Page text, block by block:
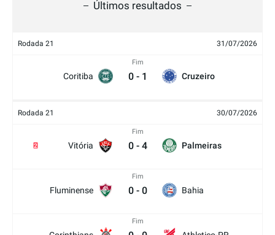
Últimos resultados
Rodada 21 31/07/2026
Coritiba
Fim
0 - 1 Cruzeiro
Rodada 21 30/07/2026
Vitória
2
Fim
0 - 4 Palmeiras
Fluminense
Fim
0 - 0 Bahia
Fim